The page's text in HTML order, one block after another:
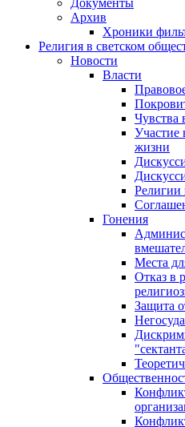
Документы
Архив
Хроники
Религия в светском
Новости
Власти
Участие
жизни
Религии
Гонения
Места
Отказ в
Защита